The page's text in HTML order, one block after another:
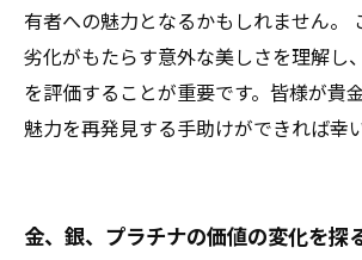
有者への魅力となるかもしれません。
劣化がもたらす意外な美しさを理解し
を評価することが重要です。皆様が貴
魅力を再発見する手助けができれば幸い
金、銀、プラチナの価値の変化を探